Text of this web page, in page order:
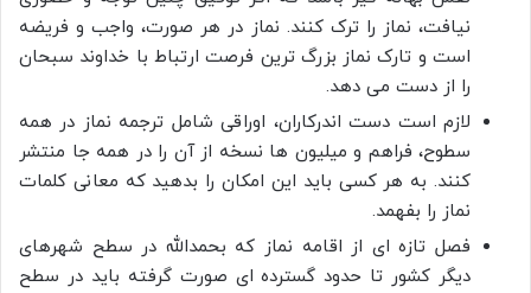
نیافت، نماز را ترک کنند. نماز در هر صورت، واجب و فریضه
است و تارک نماز بزرگ ترین فرصت ارتباط با خداوند سبحان
را از دست می دهد.
لازم است دست اندرکاران، اوراقی شامل ترجمه نماز در همه
سطوح، فراهم و میلیون ها نسخه از آن را در همه جا منتشر
کنند. به هر کسی باید این امکان را بدهید که معانی کلمات
نماز را بفهمد.
فصل تازه ای از اقامه نماز که بحمدالله در سطح شهرهای
دیگر کشور تا حدود گسترده‌ ای صورت گرفته باید در سطح